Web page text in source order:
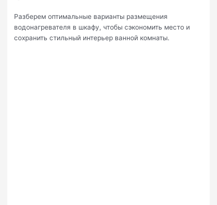
Разберем оптимальные варианты размещения
водонагревателя в шкафу, чтобы сэкономить место и
сохранить стильный интерьер ванной комнаты.